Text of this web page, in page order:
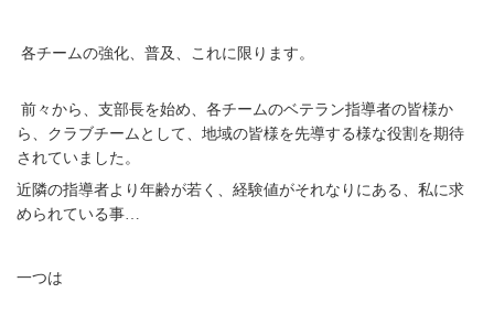
各チームの強化、普及、これに限ります。
前々から、支部長を始め、各チームのベテラン指導者の皆様か
ら、クラブチームとして、地域の皆様を先導する様な役割を期待
されていました。
近隣の指導者より年齢が若く、経験値がそれなりにある、私に求
められている事…
一つは